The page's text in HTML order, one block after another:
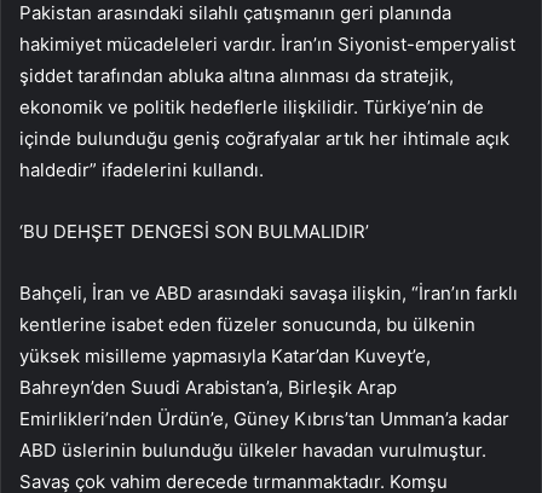
Pakistan arasındaki silahlı çatışmanın geri planında
hakimiyet mücadeleleri vardır. İran’ın Siyonist-emperyalist
şiddet tarafından abluka altına alınması da stratejik,
ekonomik ve politik hedeflerle ilişkilidir. Türkiye’nin de
içinde bulunduğu geniş coğrafyalar artık her ihtimale açık
haldedir” ifadelerini kullandı.
‘BU DEHŞET DENGESİ SON BULMALIDIR’
Bahçeli, İran ve ABD arasındaki savaşa ilişkin, “İran’ın farklı
kentlerine isabet eden füzeler sonucunda, bu ülkenin
yüksek misilleme yapmasıyla Katar’dan Kuveyt’e,
Bahreyn’den Suudi Arabistan’a, Birleşik Arap
Emirlikleri’nden Ürdün’e, Güney Kıbrıs’tan Umman’a kadar
ABD üslerinin bulunduğu ülkeler havadan vurulmuştur.
Savaş çok vahim derecede tırmanmaktadır. Komşu